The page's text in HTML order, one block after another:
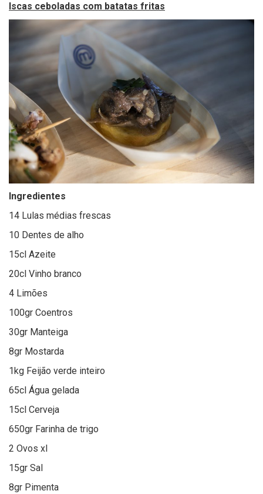
Iscas ceboladas com batatas fritas
Ingredientes
14 Lulas médias frescas
10 Dentes de alho
15cl Azeite
20cl Vinho branco
4 Limões
100gr Coentros
30gr Manteiga
8gr Mostarda
1kg Feijão verde inteiro
65cl Água gelada
15cl Cerveja
650gr Farinha de trigo
2 Ovos xl
15gr Sal
8gr Pimenta